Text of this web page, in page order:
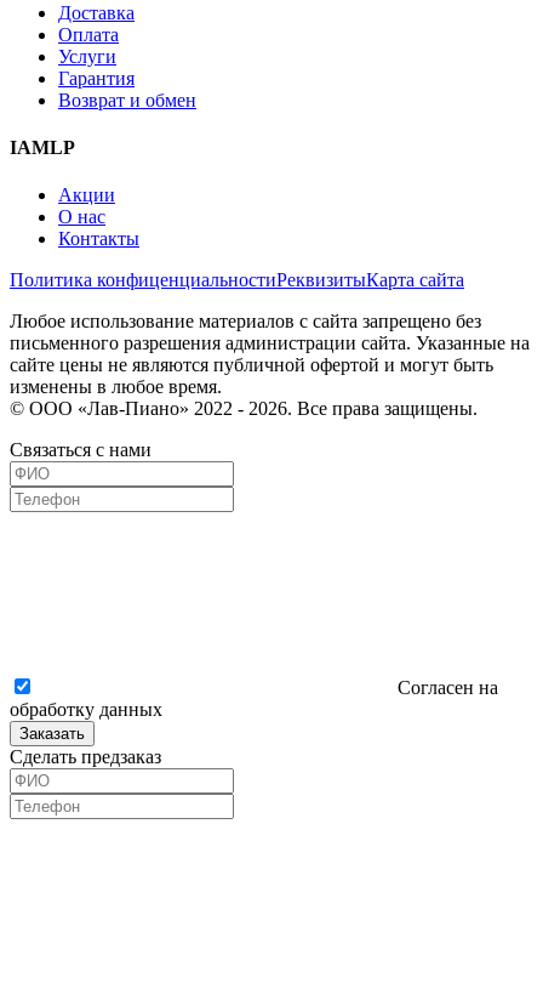
Доставка
Оплата
Услуги
Гарантия
Возврат и обмен
IAMLP
Акции
О нас
Контакты
Политика конфиценциальностиРеквизитыКарта сайта
Любое использование материалов с сайта запрещено без
письменного разрешения администрации сайта. Указанные на
сайте цены не являются публичной офертой и могут быть
изменены в любое время.
© ООО «Лав-Пиано» 2022 - 2026. Все права защищены.
Связаться с нами
Согласен на
обработку данных
Заказать
Сделать предзаказ